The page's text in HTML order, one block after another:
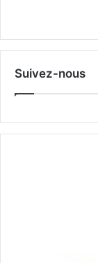
Suivez-nous